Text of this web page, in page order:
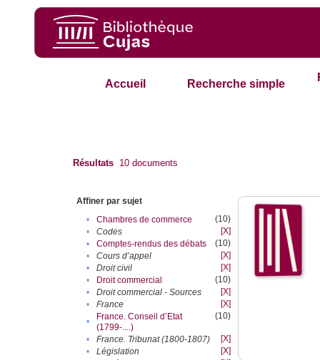
Accueil Recherche simple
Résultats 10 documents
Affiner par sujet
•
Chambres de commerce
(10)
•
Codes
[X]
•
Comptes-rendus des débats
(10)
•
Cours d’appel
[X]
•
Droit civil
[X]
•
Droit commercial
(10)
•
Droit commercial - Sources
[X]
•
France
[X]
•
France. Conseil d’Etat
(1799-....)
(10)
• France. Tribunat (1800-1807)
[X]
•
Législation
[X]